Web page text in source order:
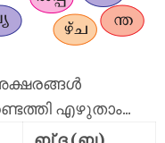
എഴുതാം...